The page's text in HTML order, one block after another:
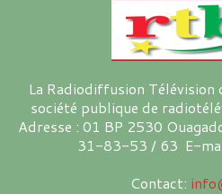
La Radiodiffusion
société publique de
Adresse : 01 BP 2530
31-83-53 / 63 E-
Contact: